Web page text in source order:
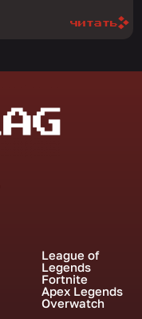
читать
League of
Legends
Fortnite
Apex Legends
Overwatch